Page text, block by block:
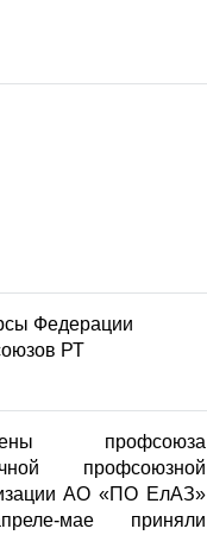
Федерации
РТ
профсоюза
профсоюзной
АО «ПО ЕлАЗ»
мае приняли